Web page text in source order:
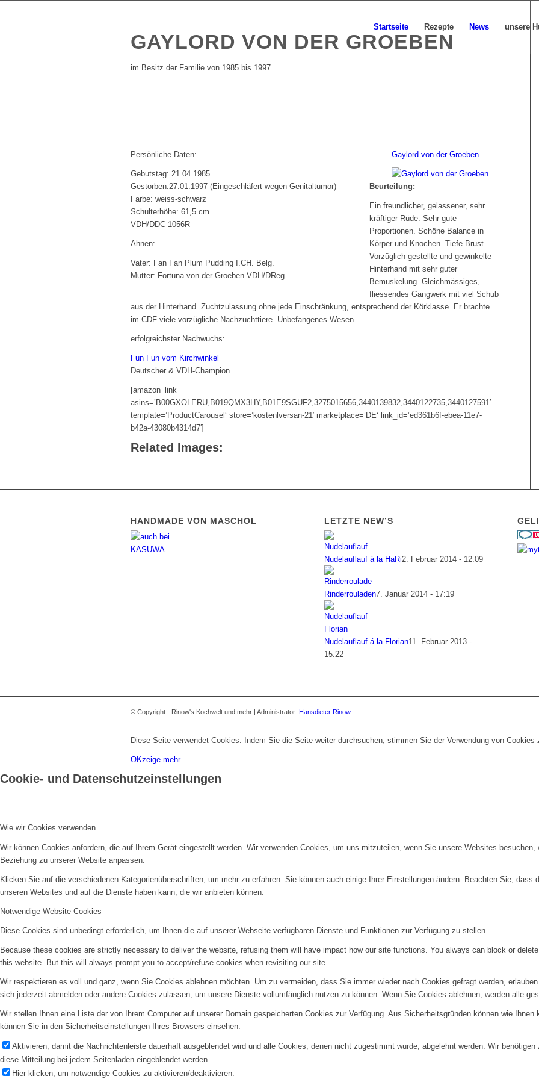
Startseite Rezepte News unsere
GAYLORD VON DER GROEBEN
im Besitz der Familie von 1985 bis 1997
Persönliche Daten:
Gebutstag: 21.04.1985
Gestorben:27.01.1997 (Eingeschläfert wegen Genitaltumor)
Farbe: weiss-schwarz
Schulterhöhe: 61,5 cm
VDH/DDC 1056R
Ahnen:
Vater: Fan Fan Plum Pudding I.CH. Belg.
Mutter: Fortuna von der Groeben VDH/DReg
Gaylord von der Groeben
Beurteilung:
Ein freundlicher, gelassener, sehr
kräftiger Rüde. Sehr gute
Proportionen. Schöne Balance in
Körper und Knochen. Tiefe Brust.
Vorzüglich gestellte und gewinkelte
Hinterhand mit sehr guter
Bemuskelung. Gleichmässiges,
fliessendes Gangwerk mit viel Schub
aus der Hinterhand. Zuchtzulassung ohne jede Einschränkung, entsprechend der Körklasse. Er brachte
im CDF viele vorzügliche Nachzuchttiere. Unbefangenes Wesen.
erfolgreichster Nachwuchs:
Fun Fun vom Kirchwinkel
Deutscher & VDH-Champion
[amazon_link
asins=’B00GXOLERU,B019QMX3HY,B01E9SGUF2,3275015656,3440139832,3440122735,3440127591′
template=’ProductCarousel‘ store=’kostenlversan-21′ marketplace=’DE‘ link_id=’ed361b6f-ebea-11e7-
b42a-43080b4314d7′]
Related Images:
HANDMADE VON MASCHOL LETZTE NEW’S
Nudelauflauf á la HaRi2. Februar 2014 - 12:09
Rinderrouladen7. Januar 2014 - 17:19
Nudelauflauf á la Florian11. Februar 2013 -
15:22
© Copyright - Rinow's Kochwelt und mehr | Administrator: Hansdieter Rinow
Diese Seite verwendet Cookies. Indem Sie die Seite weiter durchsuchen, stimmen Sie der Verwendung von Cookies
OKzeige mehr
Cookie- und Datenschutzeinstellungen
Wie wir Cookies verwenden
Wir können Cookies anfordern, die auf Ihrem Gerät eingestellt werden. Wir verwenden Cookies, um uns mitzuteilen, wenn Sie unsere Websites
Beziehung zu unserer Website anpassen.
Klicken Sie auf die verschiedenen Kategorienüberschriften, um mehr zu erfahren. Sie können auch einige Ihrer Einstellungen ändern. Beachten Sie,
unseren Websites und auf die Dienste haben kann, die wir anbieten können.
Notwendige Website Cookies
Diese Cookies sind unbedingt erforderlich, um Ihnen die auf unserer Webseite verfügbaren Dienste und Funktionen zur Verfügung zu stellen.
Because these cookies are strictly necessary to deliver the website, refusing them will have impact how our site functions. You always can block or
this website. But this will always prompt you to accept/refuse cookies when revisiting our site.
Wir respektieren es voll und ganz, wenn Sie Cookies ablehnen möchten. Um zu vermeiden, dass Sie immer wieder nach Cookies gefragt werden,
sich jederzeit abmelden oder andere Cookies zulassen, um unsere Dienste vollumfänglich nutzen zu können. Wenn Sie Cookies ablehnen, werden alle
Wir stellen Ihnen eine Liste der von Ihrem Computer auf unserer Domain gespeicherten Cookies zur Verfügung. Aus Sicherheitsgründen können wie
können Sie in den Sicherheitseinstellungen Ihres Browsers einsehen.
Aktivieren, damit die Nachrichtenleiste dauerhaft ausgeblendet wird und alle Cookies, denen nicht zugestimmt wurde, abgelehnt werden. Wir
diese Mitteilung bei jedem Seitenladen eingeblendet werden.
Hier klicken, um notwendige Cookies zu aktivieren/deaktivieren.